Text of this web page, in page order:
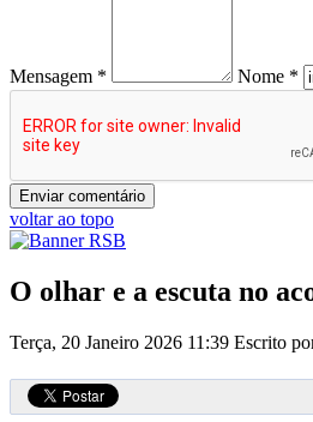
Mensagem * Nome *
voltar ao topo
O olhar e a escuta no
Terça, 20 Janeiro 2026 11:39 Escrito